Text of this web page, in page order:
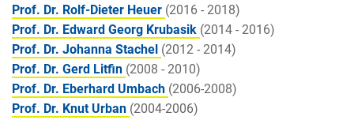
Prof. Dr. Rolf-Dieter Heuer (2016 - 2018)
Prof. Dr. Edward Georg Krubasik (2014 - 2016)
Prof. Dr. Johanna Stachel (2012 - 2014)
Prof. Dr. Gerd Litfin (2008 - 2010)
Prof. Dr. Eberhard Umbach (2006-2008)
Prof. Dr. Knut Urban (2004-2006)